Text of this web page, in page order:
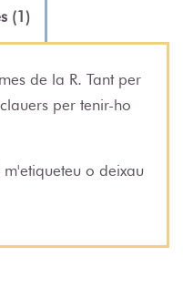
(1)
de la R. Tant per
per tenir-ho
o deixau